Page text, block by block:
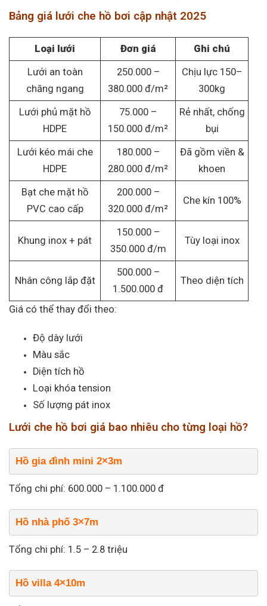
Bảng giá lưới che hồ bơi cập nhật 2025
Loại lưới Đơn giá Ghi chú
Lưới an toàn
chăng ngang
250.000 –
380.000 đ/m²
Chịu lực 150–
300kg
Lưới phủ mặt hồ
HDPE
75.000 –
150.000 đ/m²
Rẻ nhất, chống
bụi
Lưới kéo mái che
HDPE
180.000 –
280.000 đ/m²
Đã gồm viền &
khoen
Bạt che mặt hồ
PVC cao cấp
200.000 –
320.000 đ/m²
Che kín 100%
Khung inox + pát
150.000 –
350.000 đ/m
Tùy loại inox
Nhân công lắp đặt
500.000 –
1.500.000 đ
Theo diện tích
Giá có thể thay đổi theo:
Độ dày lưới
Màu sắc
Diện tích hồ
Loại khóa tension
Số lượng pát inox
Lưới che hồ bơi giá bao nhiêu cho từng loại hồ?
Hồ gia đình mini 2×3m
Tổng chi phí: 600.000 – 1.100.000 đ
Hồ nhà phố 3×7m
Tổng chi phí: 1.5 – 2.8 triệu
Hồ villa 4×10m